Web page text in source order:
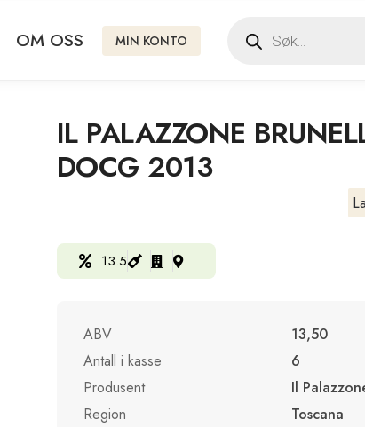
OM OSS MIN KONTO
IL PALAZZONE
DOCG 2013
13.5
ABV
13,50
Antall i kasse
6
Produsent
Il
Region
Toscana